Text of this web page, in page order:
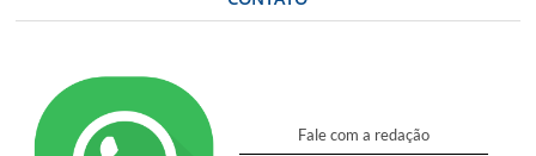
réveillon
Fale com a redação